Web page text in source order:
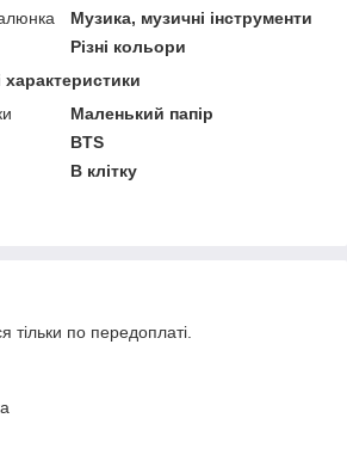
Музика, музичні інструменти
Різні кольори
Маленький папір
BTS
В клітку
тільки по передоплаті.